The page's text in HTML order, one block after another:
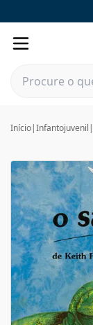
Início|Infantojuvenil |